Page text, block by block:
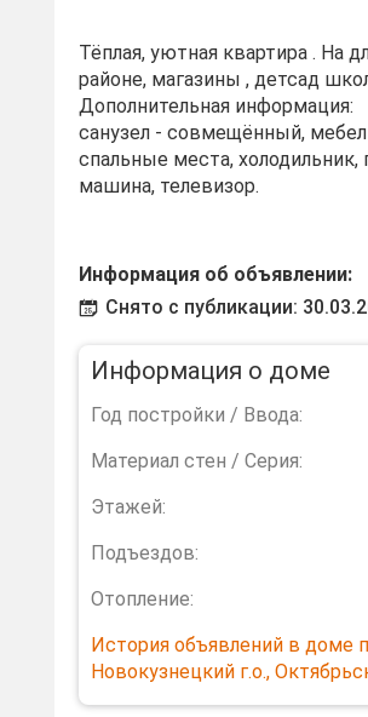
Тёплая, уютная квартира . На
районе, магазины , детсад
Дополнительная информация:
санузел - совмещённый,
спальные места, холодильник,
машина, телевизор.
Информация об объявлении:
Снято с публикации:
Информация о доме
Год постройки / Ввода:
Материал стен / Серия:
Этажей:
Подъездов:
Отопление:
История объявлений в доме
Новокузнецкий г.о.,